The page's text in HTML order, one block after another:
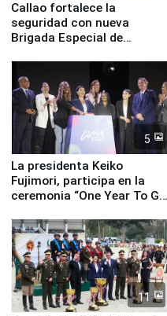
Callao fortalece la
seguridad con nueva
Brigada Especial de
equipamiento para
Serenazgo
5
La presidenta Keiko
Fujimori, participa en la
ceremonia “One Year To Go
11